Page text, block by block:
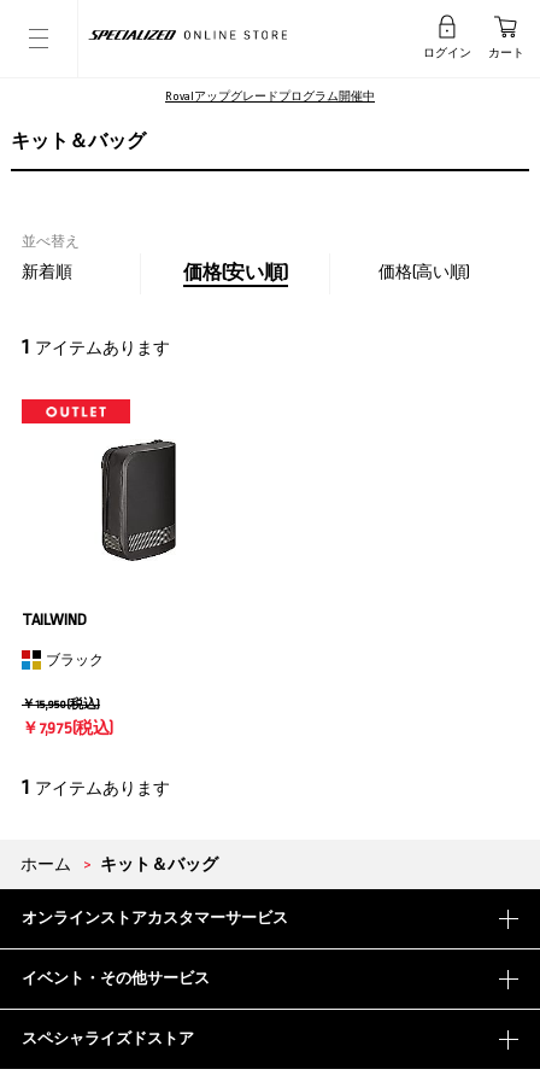
ログイン カート
Rovalアップグレードプログラム開催中
キット＆バッグ
並べ替え
新着順 価格(安い順) 価格(高い順)
1 アイテムあります
TAILWIND
ブラック
￥15,950(税込)
￥7,975(税込)
1 アイテムあります
ホーム > キット＆バッグ
オンラインストアカスタマーサービス
イベント・その他サービス
スペシャライズドストア